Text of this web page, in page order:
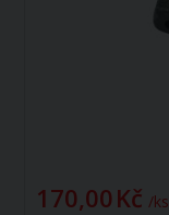
170,00 Kč / ks